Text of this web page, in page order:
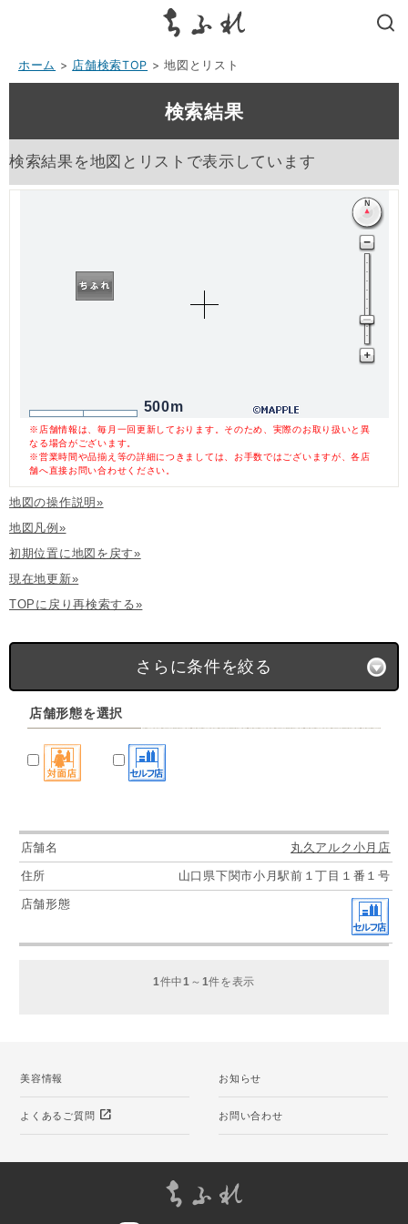
ホーム > 店舗検索TOP > 地図とリスト
検索結果
検索結果を地図とリストで表示しています
500m
※店舗情報は、毎月一回更新しております。そのため、実際のお取り扱いと異
なる場合がございます。
※営業時間や品揃え等の詳細につきましては、お手数ではございますが、各店
舗へ直接お問い合わせください。
地図の操作説明»
地図凡例»
初期位置に地図を戻す»
現在地更新»
TOPに戻り再検索する»
さらに条件を絞る
店舗形態を選択
丸久アルク小月店
山口県下関市小月駅前１丁目１番１号
1件中 1 ～ 1件を表示
美容情報 お知らせ
よくあるご質問 open_in_new お問い合わせ